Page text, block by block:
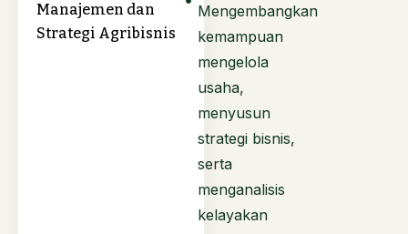
Manajemen dan
Strategi Agribisnis
Mengembangkan
kemampuan
mengelola
usaha,
menyusun
strategi bisnis,
serta
menganalisis
kelayakan